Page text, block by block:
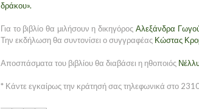
δράκου».
Για το βιβλίο θα μιλήσουν η δικηγόρος Αλεξάνδρα
Την εκδήλωση θα συντονίσει ο συγγραφέας Κώστας
Αποσπάσματα του βιβλίου θα διαβάσει η ηθοποιός
* Κάντε εγκαίρως την κράτησή σας τηλεφωνικά στο